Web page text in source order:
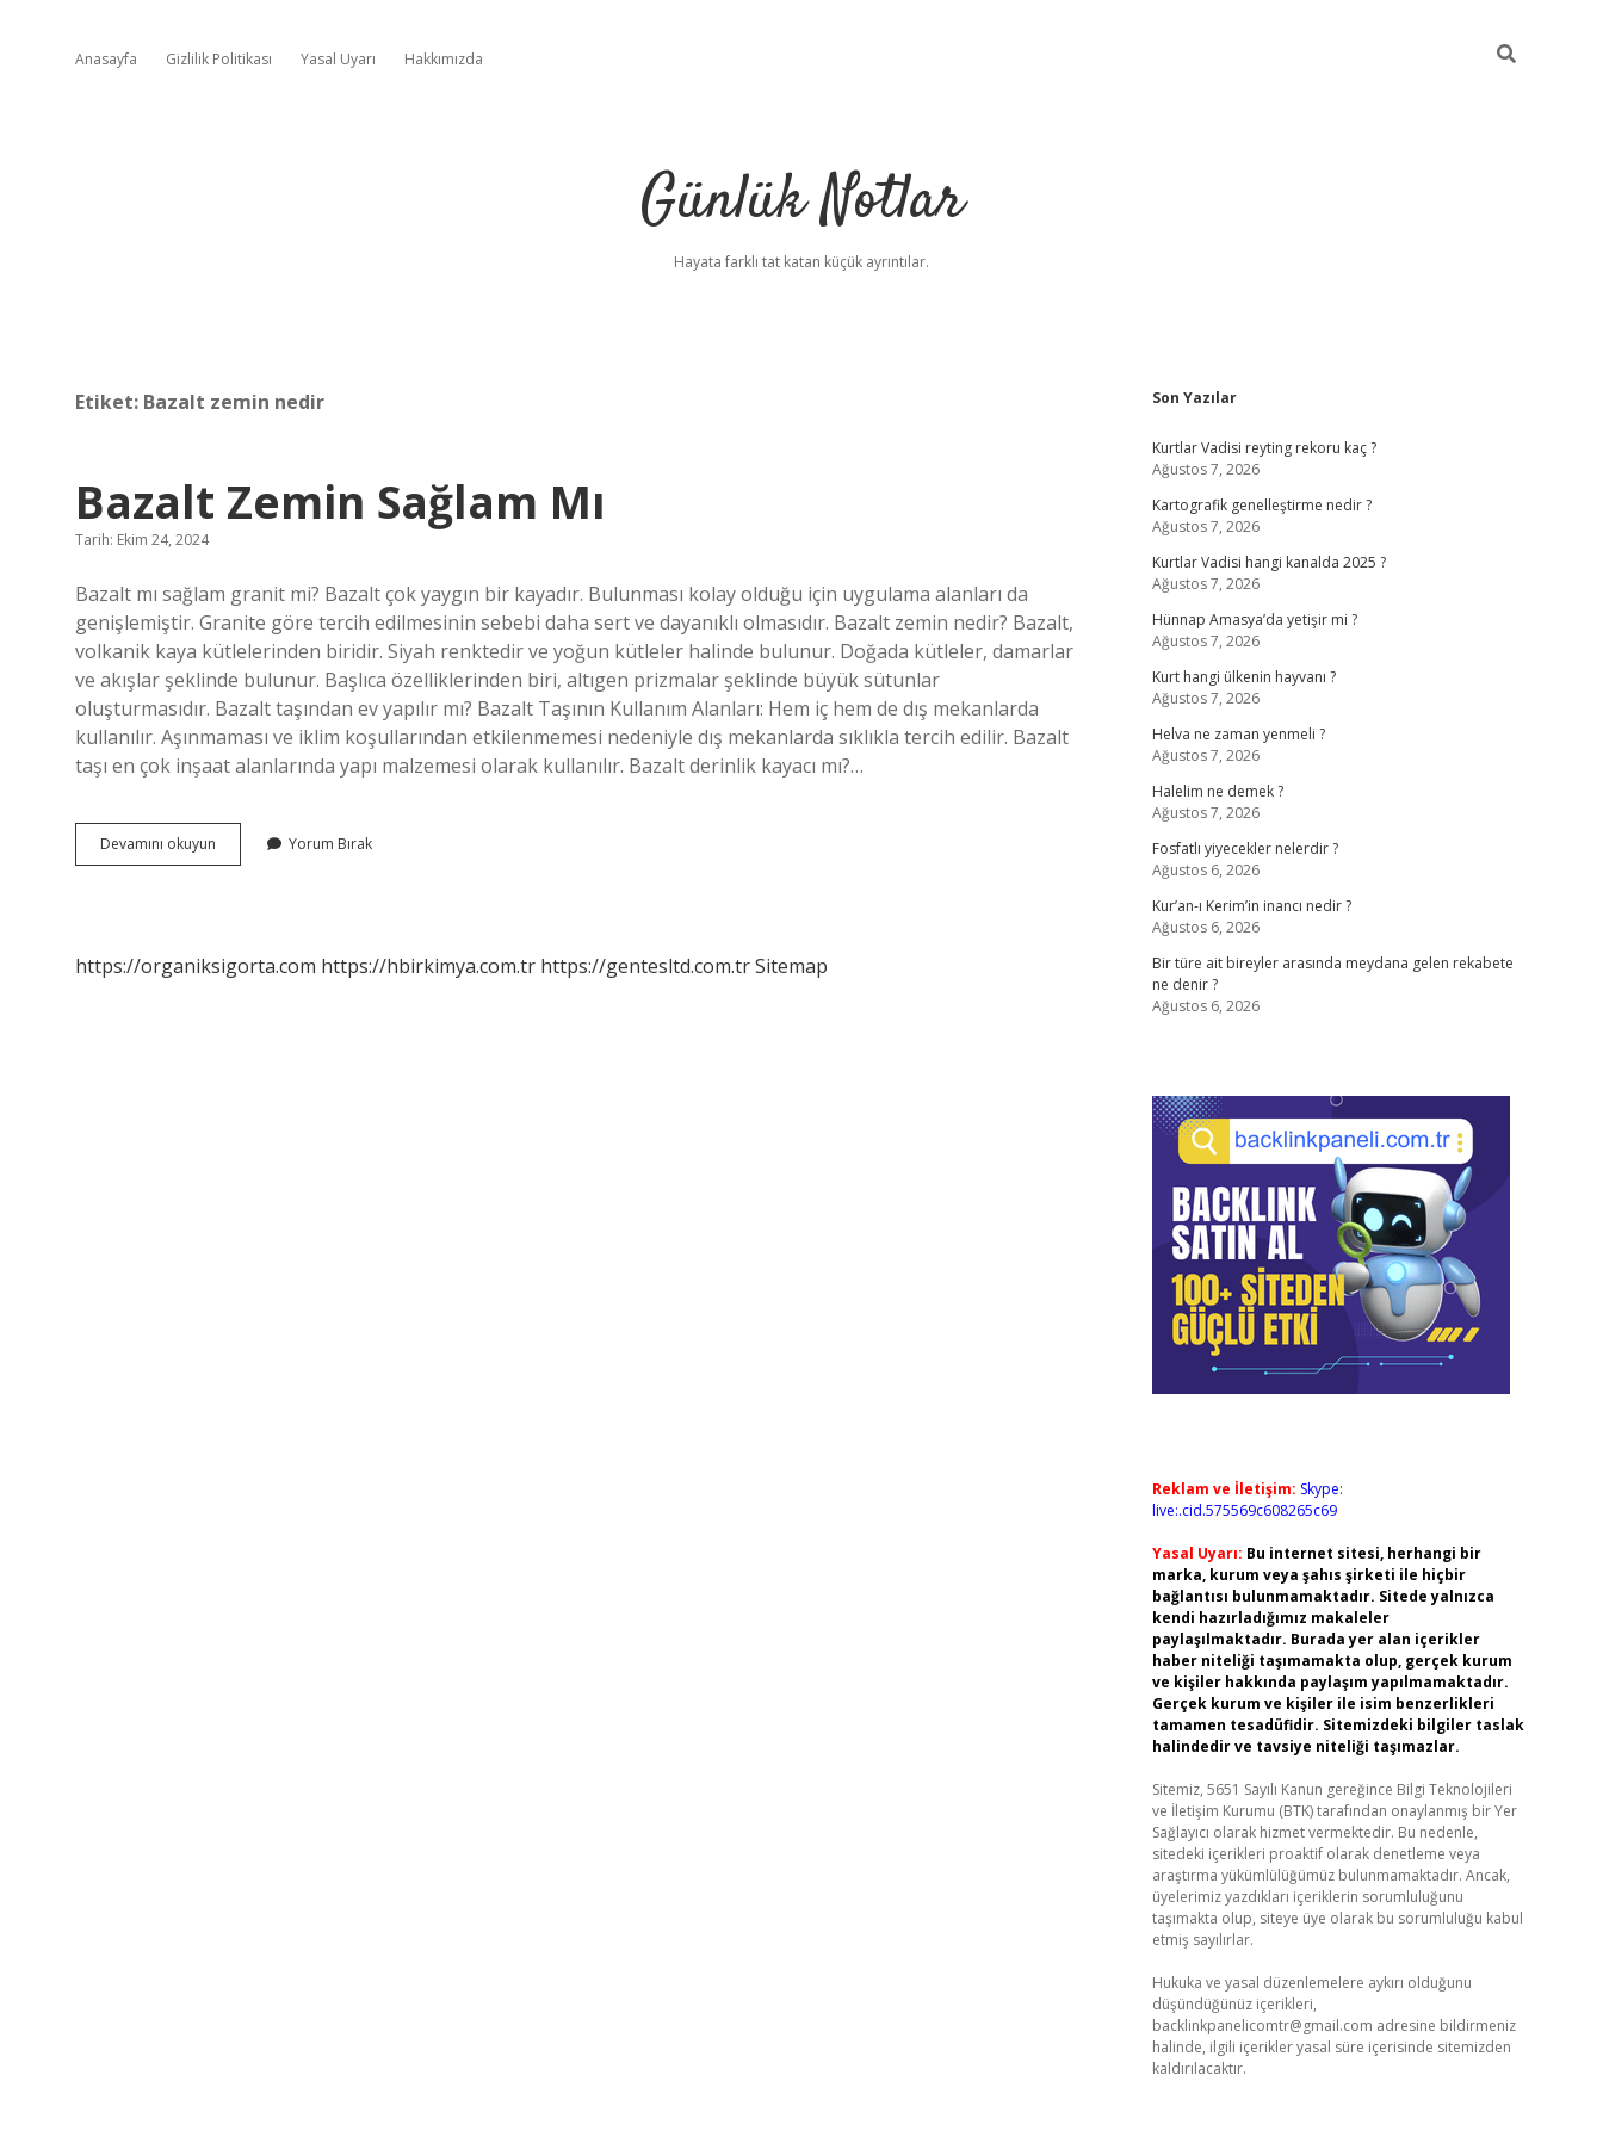
Anasayfa Gizlilik Politikası Yasal Uyarı Hakkımızda
Günlük Notlar
Hayata farklı tat katan küçük ayrıntılar.
Etiket: Bazalt zemin nedir
Bazalt Zemin Sağlam Mı
Tarih: Ekim 24, 2024
Bazalt mı sağlam granit mi? Bazalt çok yaygın bir kayadır. Bulunması kolay olduğu için uygulama alanları da
genişlemiştir. Granite göre tercih edilmesinin sebebi daha sert ve dayanıklı olmasıdır. Bazalt zemin nedir? Bazalt,
volkanik kaya kütlelerinden biridir. Siyah renktedir ve yoğun kütleler halinde bulunur. Doğada kütleler, damarlar
ve akışlar şeklinde bulunur. Başlıca özelliklerinden biri, altıgen prizmalar şeklinde büyük sütunlar
oluşturmasıdır. Bazalt taşından ev yapılır mı? Bazalt Taşının Kullanım Alanları: Hem iç hem de dış mekanlarda
kullanılır. Aşınmaması ve iklim koşullarından etkilenmemesi nedeniyle dış mekanlarda sıklıkla tercih edilir. Bazalt
taşı en çok inşaat alanlarında yapı malzemesi olarak kullanılır. Bazalt derinlik kayacı mı?…
Devamını okuyun
Zemin
Yorum Bırak
https://organiksigorta.com https://hbirkimya.com.tr https://gentesltd.com.trSitemap
Sidebar
Son Yazılar
Kurtlar Vadisi reyting rekoru kaç ?
Ağustos 7, 2026
Kartografik genelleştirme nedir ?
Ağustos 7, 2026
Kurtlar Vadisi hangi kanalda 2025 ?
Ağustos 7, 2026
Hünnap Amasya’da yetişir mi ?
Ağustos 7, 2026
Kurt hangi ülkenin hayvanı ?
Ağustos 7, 2026
Helva ne zaman yenmeli ?
Ağustos 7, 2026
Halelim ne demek ?
Ağustos 7, 2026
Fosfatlı yiyecekler nelerdir ?
Ağustos 6, 2026
Kur’an-ı Kerim’in inancı nedir ?
Ağustos 6, 2026
Bir türe ait bireyler arasında meydana gelen rekabete
ne denir ?
Ağustos 6, 2026
Reklam ve İletişim: Skype:
live:.cid.575569c608265c69
Yasal Uyarı: Bu internet sitesi, herhangi bir
marka, kurum veya şahıs şirketi ile hiçbir
bağlantısı bulunmamaktadır. Sitede yalnızca
kendi hazırladığımız makaleler
paylaşılmaktadır. Burada yer alan içerikler
haber niteliği taşımamakta olup, gerçek kurum
ve kişiler hakkında paylaşım yapılmamaktadır.
Gerçek kurum ve kişiler ile isim benzerlikleri
tamamen tesadüfidir. Sitemizdeki bilgiler taslak
halindedir ve tavsiye niteliği taşımazlar.
Sitemiz, 5651 Sayılı Kanun gereğince Bilgi Teknolojileri
ve İletişim Kurumu (BTK) tarafından onaylanmış bir Yer
Sağlayıcı olarak hizmet vermektedir. Bu nedenle,
sitedeki içerikleri proaktif olarak denetleme veya
araştırma yükümlülüğümüz bulunmamaktadır. Ancak,
üyelerimiz yazdıkları içeriklerin sorumluluğunu
taşımakta olup, siteye üye olarak bu sorumluluğu kabul
etmiş sayılırlar.
Hukuka ve yasal düzenlemelere aykırı olduğunu
düşündüğünüz içerikleri,
backlinkpanelicomtr@gmail.com adresine bildirmeniz
halinde, ilgili içerikler yasal süre içerisinde sitemizden
kaldırılacaktır.